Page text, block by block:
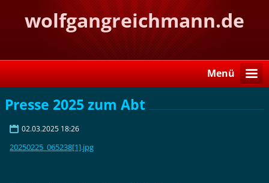
wolfgangreichmann.de
Menü
Presse 2025 zum Abt
02.03.2025 18:26
20250225_065238[1].jpg